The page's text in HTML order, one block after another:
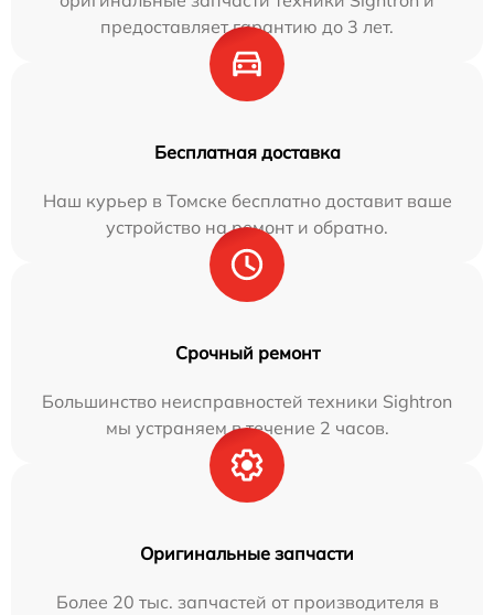
предоставляет гарантию до 3 лет.
Бесплатная доставка
Наш курьер в Томске бесплатно доставит ваше
устройство на ремонт и обратно.
Срочный ремонт
Большинство неисправностей техники Sightron
мы устраняем в течение 2 часов.
Оригинальные запчасти
Более 20 тыс. запчастей от производителя в